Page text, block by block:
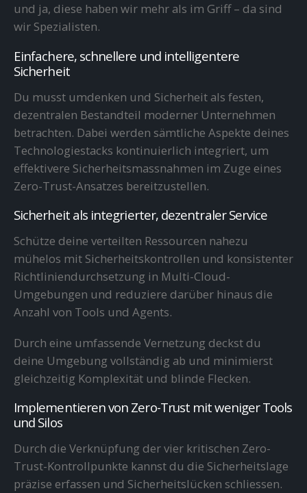
und ja, diese haben wir mehr als im Griff – da sind
wir Spezialisten.
Einfachere, schnellere und intelligentere
Sicherheit
Du musst umdenken und Sicherheit als festen,
dezentralen Bestandteil moderner Unternehmen
betrachten. Dabei werden sämtliche Aspekte deines
Technologiestacks kontinuierlich integriert, um
effektivere Sicherheitsmassnahmen im Zuge eines
Zero-Trust-Ansatzes bereitzustellen.
Sicherheit als integrierter, dezentraler Service
Schütze deine verteilten Ressourcen nahezu
mühelos mit Sicherheitskontrollen und konsistenter
Richtliniendurchsetzung in Multi-Cloud-
Umgebungen und reduziere darüber hinaus die
Anzahl von Tools und Agents.
Durch eine umfassende Vernetzung deckst du
deine Umgebung vollständig ab und minimierst
gleichzeitig Komplexität und blinde Flecken.
Implementieren von Zero-Trust mit weniger Tools
und Silos
Durch die Verknüpfung der vier kritischen Zero-
Trust-Kontrollpunkte kannst du die Sicherheitslage
präzise erfassen und Sicherheitslücken schliessen.